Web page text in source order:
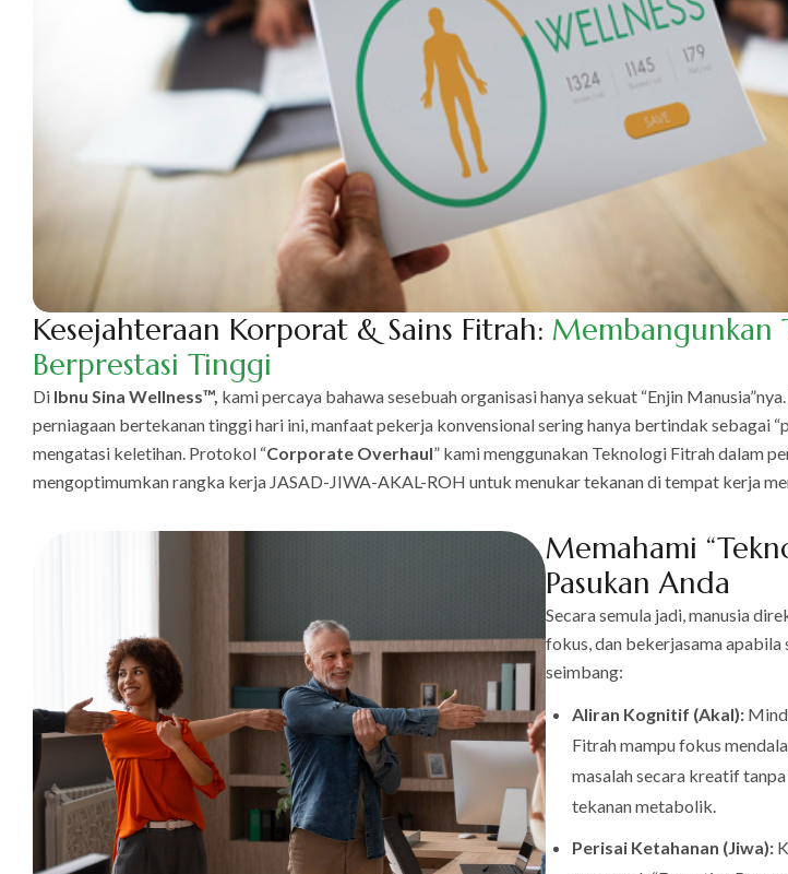
Kesejahteraan Korporat & Sains Fitrah: Membangunkan
Berprestasi Tinggi
Di Ibnu Sina Wellness™, kami percaya bahawa sesebuah organisasi hanya sekuat “Enjin
perniagaan bertekanan tinggi hari ini, manfaat pekerja konvensional sering hanya bertindak sebagai
mengatasi keletihan. Protokol “Corporate Overhaul” kami menggunakan Teknologi Fitrah dalam
mengoptimumkan rangka kerja JASAD-JIWA-AKAL-ROH untuk menukar tekanan di tempat kerja
Memahami
Pasukan Anda
Secara semula jadi, manusia
fokus, dan bekerjasama apabila
seimbang:
Aliran Kognitif (Akal):
Fitrah mampu fokus
masalah secara kreatif
tekanan metabolik.
Perisai Ketahanan (Jiwa):